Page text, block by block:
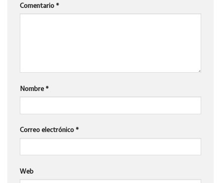
Comentario *
Nombre *
Correo electrónico *
Web